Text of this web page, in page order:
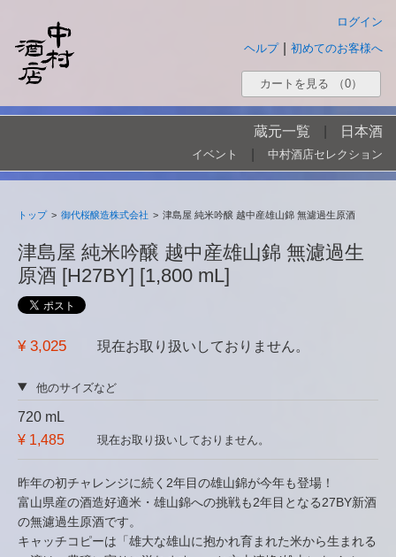
ログイン
初めてのお客様へ
ヘルプ
カートを見る （0）
蔵元一覧 日本酒
イベント 中村酒店セレクション
トップ > 御代桜醸造株式会社 > 津島屋 純米吟醸 越中産雄山錦 無濾過生原酒
津島屋 純米吟醸 越中産雄山錦 無濾過生
原酒 [H27BY] [1,800 mL]
¥ 3,025 現在お取り扱いしておりません。
他のサイズなど
720 mL
¥ 1,485
現在お取り扱いしておりません。
昨年の初チャレンジに続く2年目の雄山錦が今年も登場！
富山県産の酒造好適米・雄山錦への挑戦も2年目となる27BY新酒
の無濾過生原酒です。
キャッチコピーは「雄大な雄山に抱かれ育まれた米から生まれる